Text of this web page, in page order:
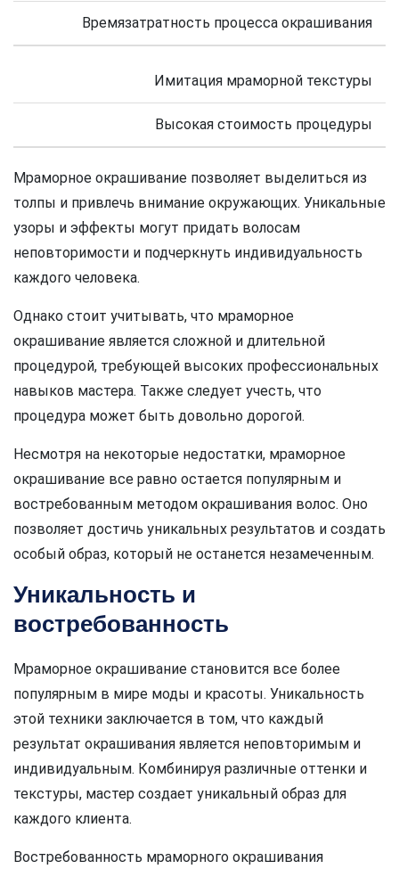
Времязатратность процесса окрашивания
Имитация мраморной текстуры
Высокая стоимость процедуры
Мраморное окрашивание позволяет выделиться из
толпы и привлечь внимание окружающих. Уникальные
узоры и эффекты могут придать волосам
неповторимости и подчеркнуть индивидуальность
каждого человека.
Однако стоит учитывать, что мраморное
окрашивание является сложной и длительной
процедурой, требующей высоких профессиональных
навыков мастера. Также следует учесть, что
процедура может быть довольно дорогой.
Несмотря на некоторые недостатки, мраморное
окрашивание все равно остается популярным и
востребованным методом окрашивания волос. Оно
позволяет достичь уникальных результатов и создать
особый образ, который не останется незамеченным.
Уникальность и
востребованность
Мраморное окрашивание становится все более
популярным в мире моды и красоты. Уникальность
этой техники заключается в том, что каждый
результат окрашивания является неповторимым и
индивидуальным. Комбинируя различные оттенки и
текстуры, мастер создает уникальный образ для
каждого клиента.
Востребованность мраморного окрашивания